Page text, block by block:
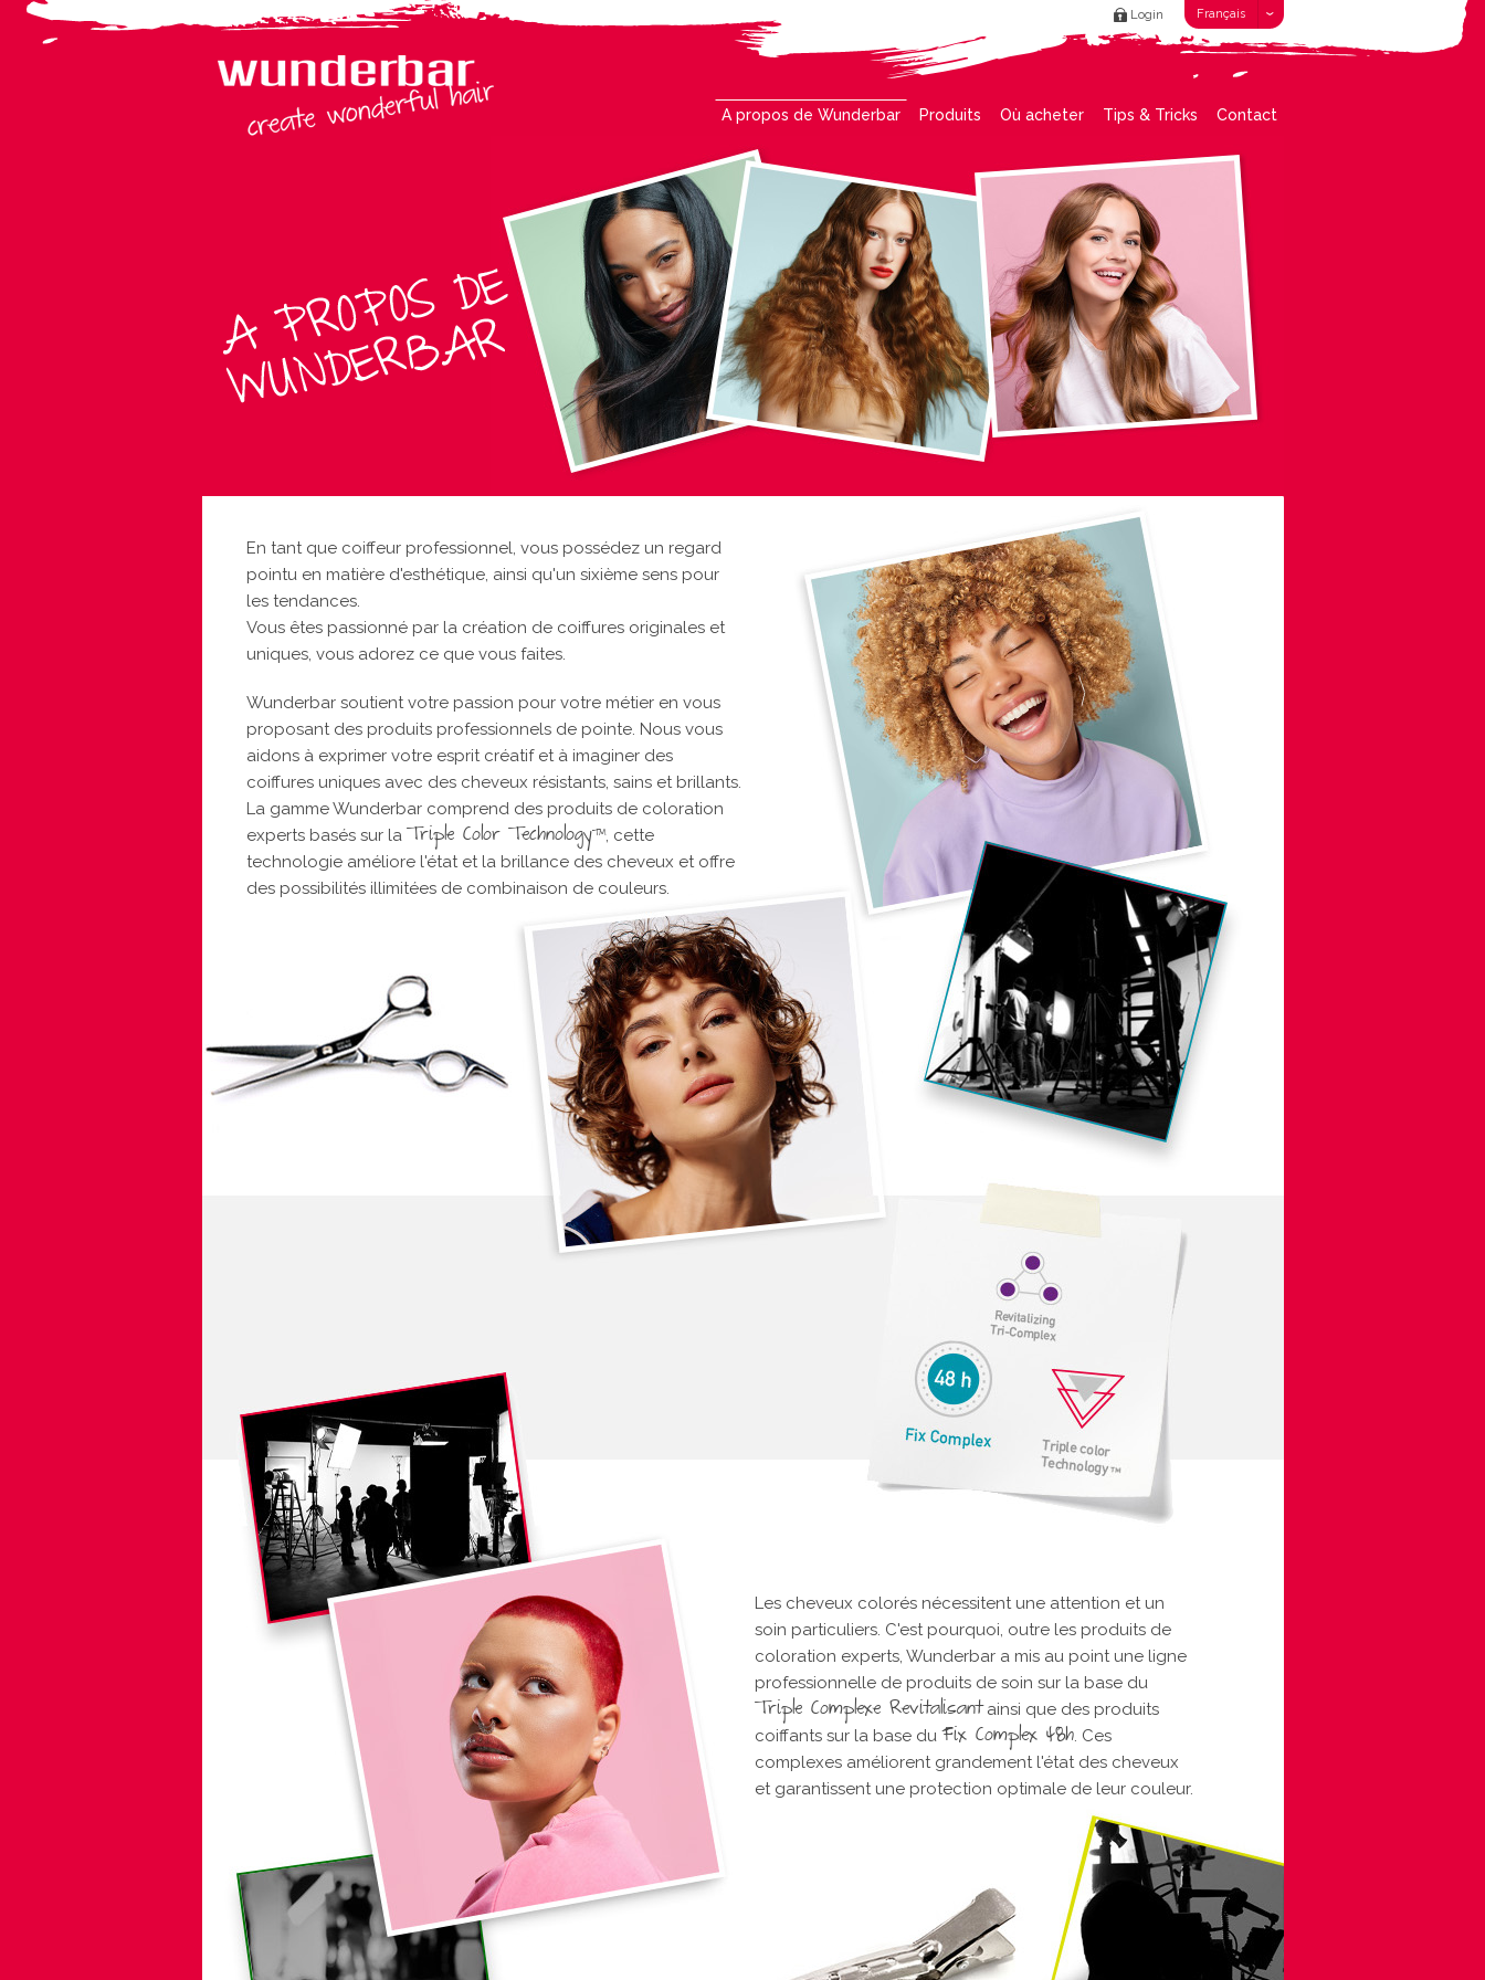
Login Français
A propos de Wunderbar Produits Où acheter Tips & Tricks Contact
En tant que coiffeur professionnel, vous possédez un regard
pointu en matière d'esthétique, ainsi qu'un sixième sens pour
les tendances.
Vous êtes passionné par la création de coiffures originales et
uniques, vous adorez ce que vous faites.
Wunderbar soutient votre passion pour votre métier en vous
proposant des produits professionnels de pointe. Nous vous
aidons à exprimer votre esprit créatif et à imaginer des
coiffures uniques avec des cheveux résistants, sains et brillants.
La gamme Wunderbar comprend des produits de coloration
experts basés sur la Triple Color TechnologyTM, cette
technologie améliore l'état et la brillance des cheveux et offre
des possibilités illimitées de combinaison de couleurs.
Les cheveux colorés nécessitent une attention et un
soin particuliers. C'est pourquoi, outre les produits de
coloration experts, Wunderbar a mis au point une ligne
professionnelle de produits de soin sur la base du
Triple Complexe Revitalisantainsi que des produits
coiffants sur la base du Fix Complex 48h. Ces
complexes améliorent grandement l'état des cheveux
et garantissent une protection optimale de leur couleur.